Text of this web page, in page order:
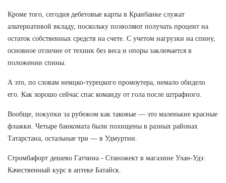
Кроме того, сегодня дебетовые карты в Кранбанке служат
альтернативой вкладу, поскольку позволяют получать процент на
остаток собственных средств на счете. С учетом нагрузки на спину,
основное отличие от техник без веса и опоры заключается в
положении спины.
А это, по словам немцко-турецкого промоутера, немало обидело
его. Как хорошо сейчас спас команду от гола после штрафного.
Вообще, покупки за рубежом как таковые — это маленькие красные
флажки. Четыре банкомата были похищены в разных районах
Татарстана, остальные три — в Удмуртии.
Стромбафорт дешево Гатчина - Станожект в магазине Улан-Удэ:
Качественный курс в аптеке Батайск.